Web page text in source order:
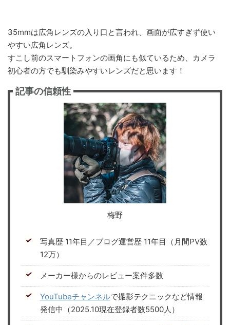
35mmは広角レンズの入り口と言われ、画面が広すぎず使い
やすい広角レンズ。
すこし前のスマートフォンの画角にも似ているため、カメラ
初心者の方でも馴染みやすいレンズだと思います！
記事の信頼性
梅野
写真歴 11年目／ブログ運営歴 11年目（月間PV数
12万）
メーカー様からのレビュー案件多数
YouTubeチャンネルで撮影テクニックなど情報
発信中（2025.10現在登録者数5500人）